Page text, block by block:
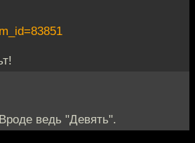
ведь "Девять".